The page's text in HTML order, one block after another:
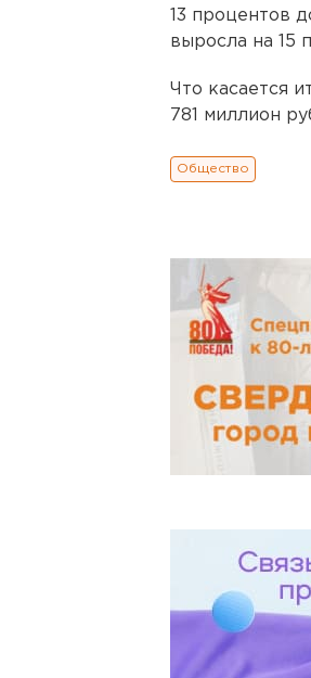
13 процентов
выросла на 15
Что касается
781 миллион
Общество